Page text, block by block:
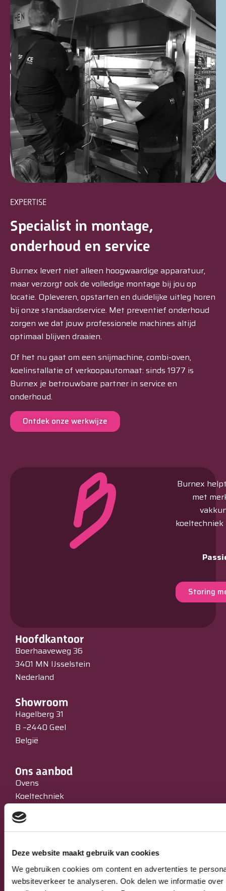
Deze website maakt gebruik van cookies
We gebruiken cookies om content en advertenties te
websiteverkeer te analyseren. Ook delen we informatie
EXPERTISE
Specialist in montage,
onderhoud en service
Burnex levert niet alleen hoogwaardige apparatuur,
maar verzorgt ook de volledige montage bij jou op
locatie. Opleveren, opstarten en duidelijke uitleg horen
bij onze standaardservice. Met preventief onderhoud
zorgen we dat jouw professionele machines altijd
optimaal blijven draaien.
Of het nu gaat om een snijmachine, combi-oven,
koelinstallatie of verkoopautomaat: sinds 1977 is
Burnex je betrouwbare partner in service en
onderhoud.
Ontdek onze werkwijze
Burnex
met
Storing
Hoofdkantoor
Boerhaaveweg 36
3401 MN IJsselstein
Nederland
Showroom
Hagelberg 31
B –2440 Geel
België
Ons aanbod
Ovens
Koeltechniek
Bakkerijmachines
IJssalons
Verkoopautomaten
Occasions